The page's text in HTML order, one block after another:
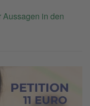
in den